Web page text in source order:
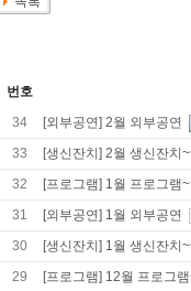
번호
34
[외부공연] 2월 외부공연
33
[생신잔치] 2월 생신잔치
32
[프로그램] 1월 프로그램~
31
[외부공연] 1월 외부공연
30
[생신잔치] 1월 생신잔치
29
[프로그램] 12월 프로그